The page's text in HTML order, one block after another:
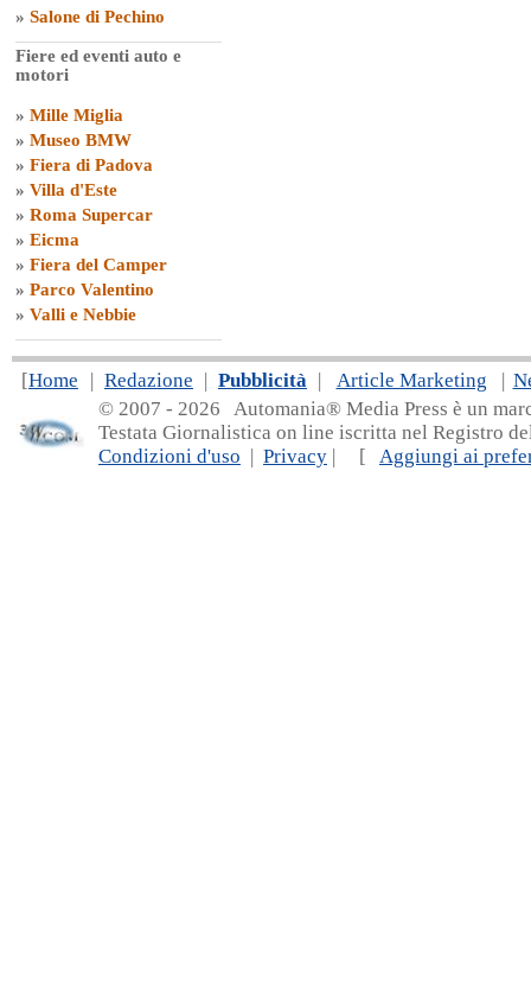
» Salone di Pechino
Fiere ed eventi auto e
motori
» Mille Miglia
» Museo BMW
» Fiera di Padova
» Villa d'Este
» Roma Supercar
» Eicma
» Fiera del Camper
» Parco Valentino
» Valli e Nebbie
[Home | Redazione | Pubblicità | Article Marketing |
© 2007 - 2026 Automania® Media Press è un
Testata Giornalistica on line iscritta nel Registro
Condizioni d'uso | Privacy | [ Aggiungi ai